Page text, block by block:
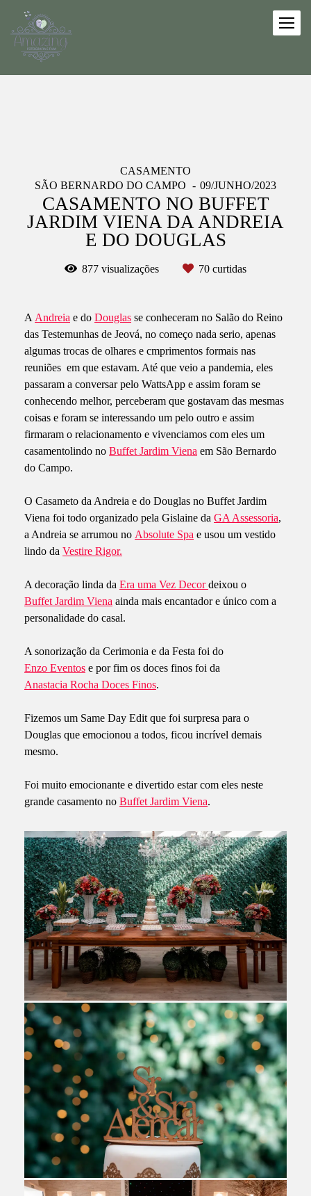
CASAMENTO
SÃO BERNARDO DO CAMPO
09/JUNHO/2023
CASAMENTO NO BUFFET
JARDIM VIENA DA ANDREIA
E DO DOUGLAS
877 visualizações 70 curtidas
A Andreia e do Douglas se conheceram no Salão do Reino
das Testemunhas de Jeová, no começo nada serio, apenas
algumas trocas de olhares e cmprimentos formais nas
reuniões em que estavam. Até que veio a pandemia, eles
passaram a conversar pelo WattsApp e assim foram se
conhecendo melhor, perceberam que gostavam das mesmas
coisas e foram se interessando um pelo outro e assim
firmaram o relacionamento e vivenciamos com eles um
casamentolindo no Buffet Jardim Viena em São Bernardo
do Campo.
O Casameto da Andreia e do Douglas no Buffet Jardim
Viena foi todo organizado pela Gislaine da GA Assessoria,
a Andreia se arrumou no Absolute Spa e usou um vestido
lindo da Vestire Rigor.
A decoração linda da Era uma Vez Decordeixou o
Buffet Jardim Viena ainda mais encantador e único com a
personalidade do casal.
A sonorização da Cerimonia e da Festa foi do
Enzo Eventos e por fim os doces finos foi da
Anastacia Rocha Doces Finos.
Fizemos um Same Day Edit que foi surpresa para o
Douglas que emocionou a todos, ficou incrível demais
mesmo.
Foi muito emocionante e divertido estar com eles neste
grande casamento no Buffet Jardim Viena.